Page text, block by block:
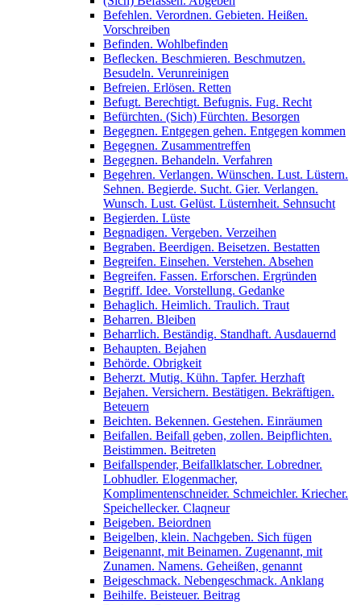
Befehlen. Verordnen. Gebieten. Heißen.
Vorschreiben
Befinden. Wohlbefinden
Beflecken. Beschmieren. Beschmutzen.
Besudeln. Verunreinigen
Befreien. Erlösen. Retten
Befugt. Berechtigt. Befugnis. Fug. Recht
Befürchten. (Sich) Fürchten. Besorgen
Begegnen. Entgegen gehen. Entgegen kommen
Begegnen. Zusammentreffen
Begegnen. Behandeln. Verfahren
Begehren. Verlangen. Wünschen. Lust. Lüstern.
Sehnen. Begierde. Sucht. Gier. Verlangen.
Wunsch. Lust. Gelüst. Lüsternheit. Sehnsucht
Begierden. Lüste
Begnadigen. Vergeben. Verzeihen
Begraben. Beerdigen. Beisetzen. Bestatten
Begreifen. Einsehen. Verstehen. Absehen
Begreifen. Fassen. Erforschen. Ergründen
Begriff. Idee. Vorstellung. Gedanke
Behaglich. Heimlich. Traulich. Traut
Beharren. Bleiben
Beharrlich. Beständig. Standhaft. Ausdauernd
Behaupten. Bejahen
Behörde. Obrigkeit
Beherzt. Mutig. Kühn. Tapfer. Herzhaft
Bejahen. Versichern. Bestätigen. Bekräftigen.
Beteuern
Beichten. Bekennen. Gestehen. Einräumen
Beifallen. Beifall geben, zollen. Beipflichten.
Beistimmen. Beitreten
Beifallspender, Beifallklatscher. Lobredner.
Lobhudler. Elogenmacher,
Komplimentenschneider. Schmeichler. Kriecher.
Speichellecker. Claqneur
Beigeben. Beiordnen
Beigelben, klein. Nachgeben. Sich fügen
Beigenannt, mit Beinamen. Zugenannt, mit
Zunamen. Namens. Geheißen, genannt
Beigeschmack. Nebengeschmack. Anklang
Beihilfe. Beisteuer. Beitrag